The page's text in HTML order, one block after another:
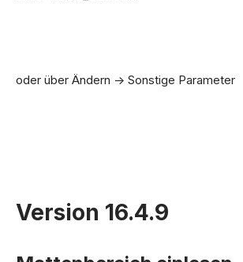
oder über Ändern -> Sonstige Parameter
Version 16.4.9